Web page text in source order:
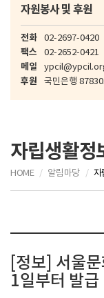
자원봉사 및 후원
전화 02-2697-0420
팩스 02-2652-0421
메일
후원 국민은행
자립생활정
HOME 알림마당 자
[정보] 서울
1일부터 발급